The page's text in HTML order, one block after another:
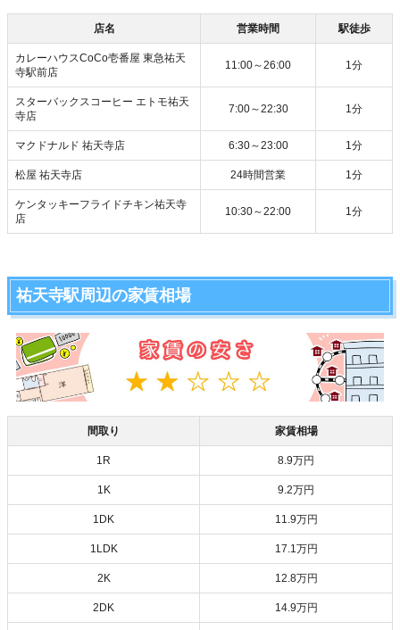
店名 営業時間 駅徒歩
カレーハウスCoCo壱番屋 東急祐天
寺駅前店
11:00～26:00 1分
スターバックスコーヒー エトモ祐天
寺店
7:00～22:30 1分
マクドナルド 祐天寺店 6:30～23:00 1分
松屋 祐天寺店 24時間営業 1分
ケンタッキーフライドチキン祐天寺
店
10:30～22:00 1分
祐天寺駅周辺の家賃相場
間取り 家賃相場
1R 8.9万円
1K 9.2万円
1DK 11.9万円
1LDK 17.1万円
2K 12.8万円
2DK 14.9万円